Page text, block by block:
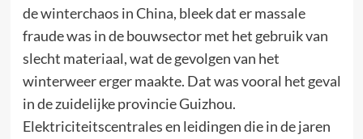
de winterchaos in China, bleek dat er massale
fraude was in de bouwsector met het gebruik van
slecht materiaal, wat de gevolgen van het
winterweer erger maakte. Dat was vooral het geval
in de zuidelijke provincie Guizhou.
Elektriciteitscentrales en leidingen die in de jaren